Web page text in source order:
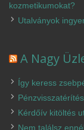
kozmetikumokat?
Utalványok
A Nagy
Így keress
Kérdőív kitöltés
Nem találsz